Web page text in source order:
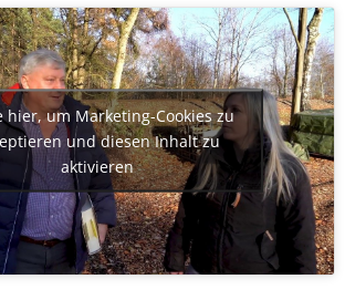
hier, um Marketing-Cookies zu
und diesen Inhalt zu
aktivieren